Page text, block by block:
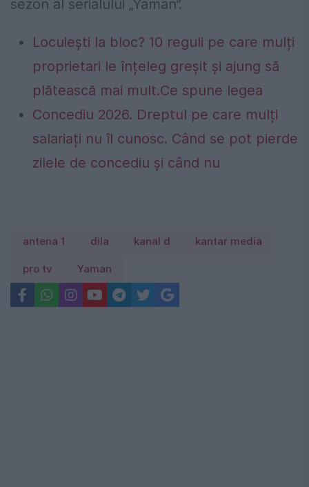
sezon al serialului „Yaman”.
Locuiești la bloc? 10 reguli pe care mulți
proprietari le înțeleg greșit și ajung să
plătească mai mult.Ce spune legea
Concediu 2026. Dreptul pe care mulți
salariați nu îl cunosc. Când se pot pierde
zilele de concediu și când nu
antena 1 dila kanal d kantar media
pro tv Yaman